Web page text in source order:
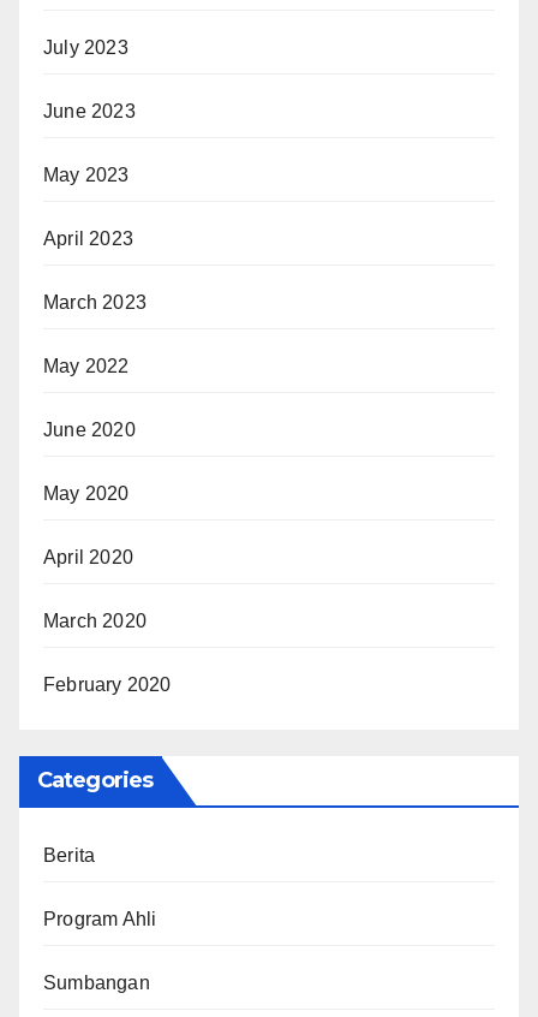
July 2023
June 2023
May 2023
April 2023
March 2023
May 2022
June 2020
May 2020
April 2020
March 2020
February 2020
Categories
Berita
Program Ahli
Sumbangan